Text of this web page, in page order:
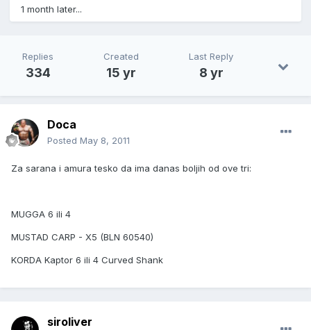
1 month later...
Replies
334
Created
15 yr
Last Reply
8 yr
Doca
Posted May 8, 2011
Za sarana i amura tesko da ima danas boljih od ove tri:
MUGGA 6 ili 4
MUSTAD CARP - X5 (BLN 60540)
KORDA Kaptor 6 ili 4 Curved Shank
siroliver